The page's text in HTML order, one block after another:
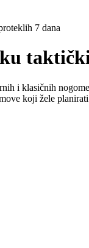
7 dana
i klasičnih
koji žele